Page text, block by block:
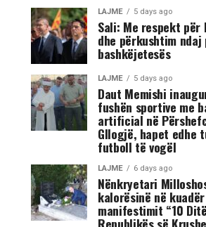
LAJME 5 days ago
Sali: Me respekt për
dhe përkushtim ndaj
bashkëjetesës
LAJME 5 days ago
Daut Memishi
fushën sportive me
artificial në
Gllogjë, hapet edhe
futboll të vogël
LAJME 6 days ago
Nënkryetari
kalorësinë në
manifestimit “10